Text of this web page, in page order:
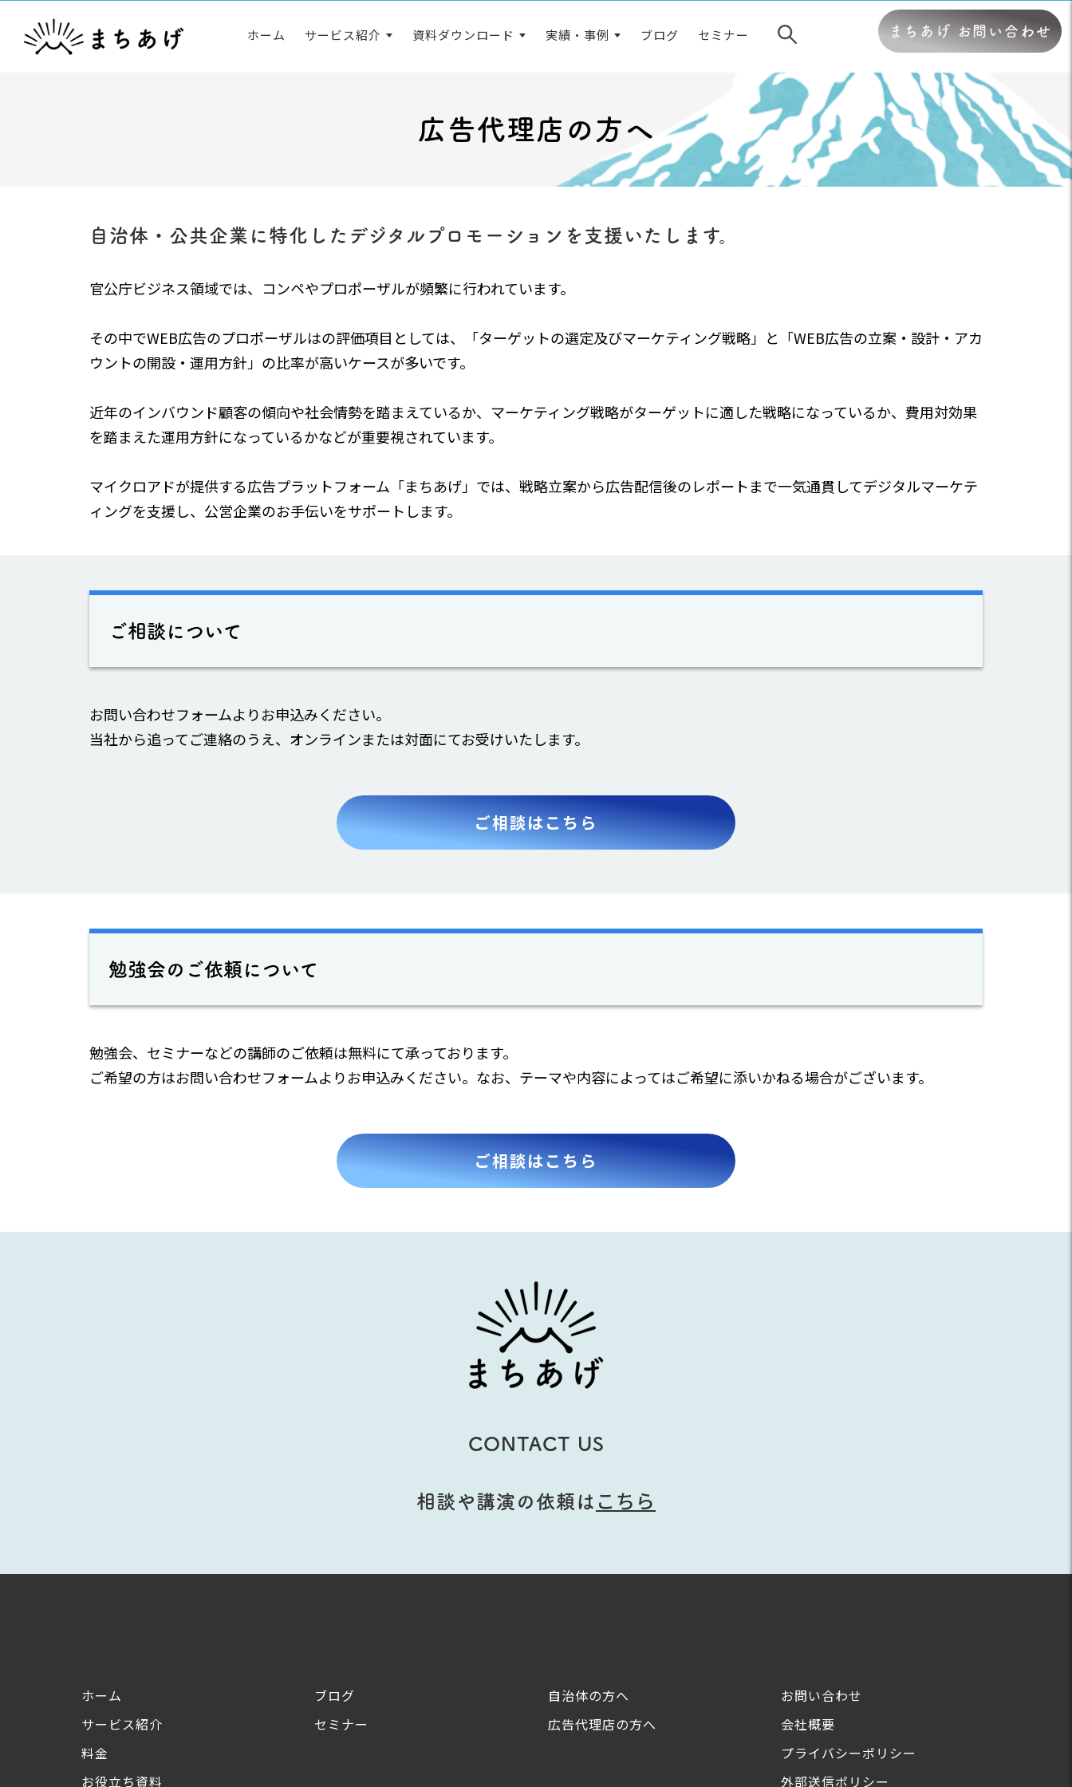
ホーム サービス紹介 資料ダウンロード 実績・事例 ブログ セミナー まちあげ お問い合わせ
広告代理店の方へ
自治体・公共企業に特化したデジタルプロモーションを支援いたします。
官公庁ビジネス領域では、コンペやプロポーザルが頻繁に行われています。
その中でWEB広告のプロポーザルはの評価項目としては、「ターゲットの選定及びマーケティング戦略」と「WEB広告の立案・設計・アカ
ウントの開設・運用方針」の比率が高いケースが多いです。
近年のインバウンド顧客の傾向や社会情勢を踏まえているか、マーケティング戦略がターゲットに適した戦略になっているか、費用対効果
を踏まえた運用方針になっているかなどが重要視されています。
マイクロアドが提供する広告プラットフォーム「まちあげ」では、戦略立案から広告配信後のレポートまで一気通貫してデジタルマーケテ
ィングを支援し、公営企業のお手伝いをサポートします。
ご相談について
お問い合わせフォームよりお申込みください。
当社から追ってご連絡のうえ、オンラインまたは対面にてお受けいたします。
ご相談はこちら
勉強会のご依頼について
勉強会、セミナーなどの講師のご依頼は無料にて承っております。
ご希望の方はお問い合わせフォームよりお申込みください。なお、テーマや内容によってはご希望に添いかねる場合がございます。
ご相談はこちら
CONTACT US
相談や講演の依頼は こちら
ホーム
サービス紹介
料金
お役立ち資料
ブログ
セミナー
自治体の方へ
広告代理店の方へ
お問い合わせ
会社概要
プライバシーポリシー
外部送信ポリシー